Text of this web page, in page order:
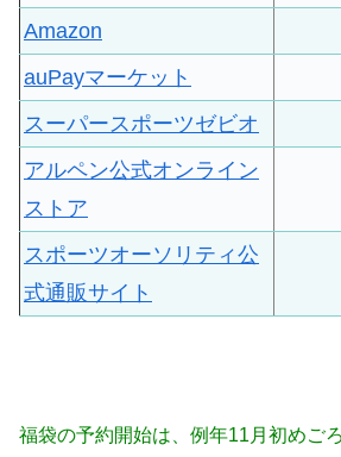
Amazon
auPayマーケット
スーパースポーツゼビオ
アルペン公式オンライン
ストア
スポーツオーソリティ公
式通販サイト
福袋の予約開始は、例年11月初めご